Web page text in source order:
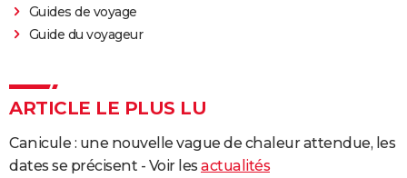
Guides de voyage
Guide du voyageur
ARTICLE LE PLUS LU
Canicule : une nouvelle vague de chaleur attendue, les
dates se précisent - Voir les actualités